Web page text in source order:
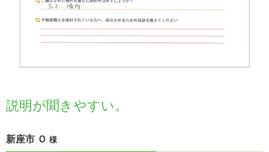
説明が聞きやすい。
新座市 Ｏ 様